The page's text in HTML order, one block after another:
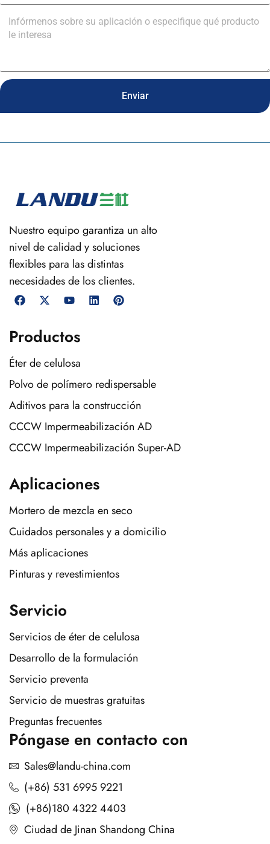
Enviar
Nuestro equipo garantiza un alto
nivel de calidad y soluciones
flexibles para las distintas
necesidades de los clientes.
Productos
Éter de celulosa
Polvo de polímero redispersable
Aditivos para la construcción
CCCW Impermeabilización AD
CCCW Impermeabilización Super-AD
Aplicaciones
Mortero de mezcla en seco
Cuidados personales y a domicilio
Más aplicaciones
Pinturas y revestimientos
Servicio
Servicios de éter de celulosa
Desarrollo de la formulación
Servicio preventa
Servicio de muestras gratuitas
Preguntas frecuentes
Póngase en contacto con
Sales@landu-china.com
(+86) 531 6995 9221
(+86)180 4322 4403
Ciudad de Jinan Shandong China